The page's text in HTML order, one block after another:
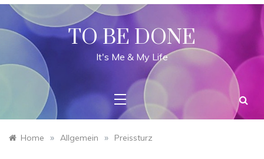
Skip
content
TO BE DONE
It's Me & My Life
Home » Allgemein » Preissturz